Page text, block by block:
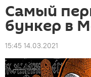
Самый
бункер в
15:45 14.03.2021